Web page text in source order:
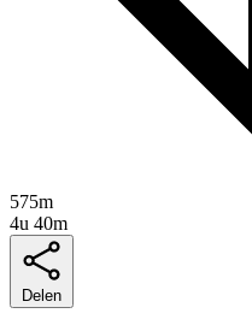
575m
4u 40m
Delen